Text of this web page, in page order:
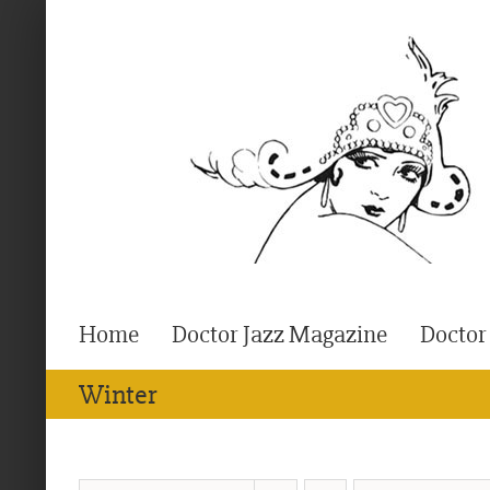
Home Doctor Jazz Magazine Doctor
Winter